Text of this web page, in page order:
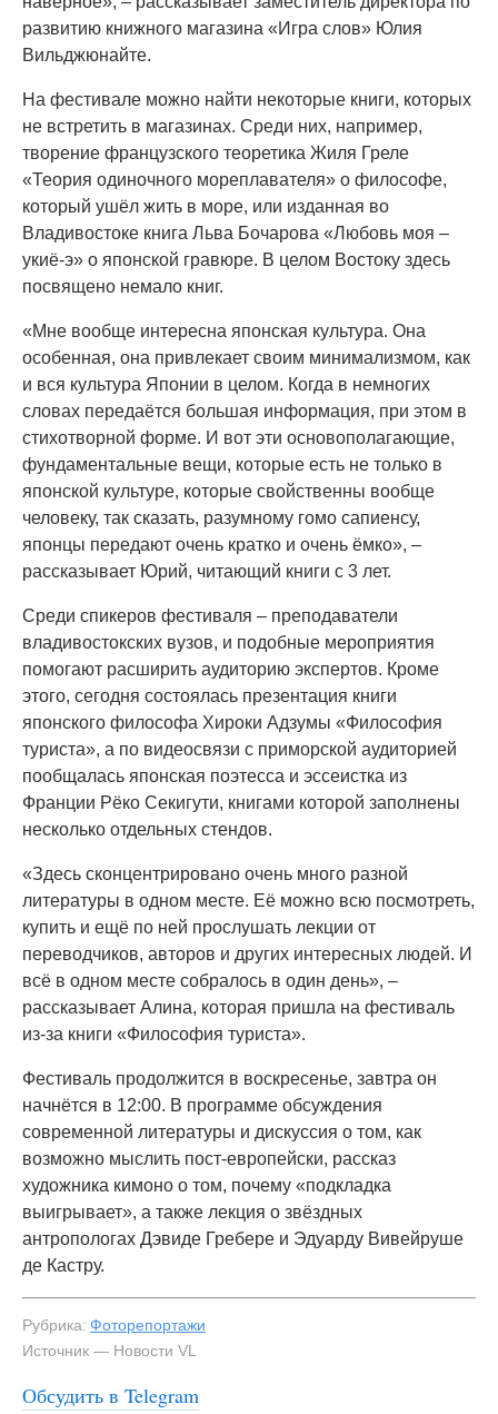
развитию книжного магазина «Игра слов» Юлия
Вильджюнайте.
На фестивале можно найти некоторые книги, которых
не встретить в магазинах. Среди них, например,
творение французского теоретика Жиля Греле
«Теория одиночного мореплавателя» о философе,
который ушёл жить в море, или изданная во
Владивостоке книга Льва Бочарова «Любовь моя –
укиё-э» о японской гравюре. В целом Востоку здесь
посвящено немало книг.
«Мне вообще интересна японская культура. Она
особенная, она привлекает своим минимализмом, как
и вся культура Японии в целом. Когда в немногих
словах передаётся большая информация, при этом в
стихотворной форме. И вот эти основополагающие,
фундаментальные вещи, которые есть не только в
японской культуре, которые свойственны вообще
человеку, так сказать, разумному гомо сапиенсу,
японцы передают очень кратко и очень ёмко», –
рассказывает Юрий, читающий книги с 3 лет.
Среди спикеров фестиваля – преподаватели
владивостокских вузов, и подобные мероприятия
помогают расширить аудиторию экспертов. Кроме
этого, сегодня состоялась презентация книги
японского философа Хироки Адзумы «Философия
туриста», а по видеосвязи с приморской аудиторией
пообщалась японская поэтесса и эссеистка из
Франции Рёко Секигути, книгами которой заполнены
несколько отдельных стендов.
«Здесь сконцентрировано очень много разной
литературы в одном месте. Её можно всю посмотреть,
купить и ещё по ней прослушать лекции от
переводчиков, авторов и других интересных людей. И
всё в одном месте собралось в один день», –
рассказывает Алина, которая пришла на фестиваль
из-за книги «Философия туриста».
Фестиваль продолжится в воскресенье, завтра он
начнётся в 12:00. В программе обсуждения
современной литературы и дискуссия о том, как
возможно мыслить пост-европейски, рассказ
художника кимоно о том, почему «подкладка
выигрывает», а также лекция о звёздных
антропологах Дэвиде Гребере и Эдуарду Вивейруше
де Кастру.
Рубрика: Фоторепортажи
Источник — Новости VL
Обсудить в Telegram